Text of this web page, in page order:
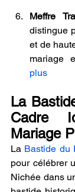
Meffre
distingue
et de
mariage
plus
La
Cadre
Mariage
La Bastide du
pour célébrer
Nichée dans